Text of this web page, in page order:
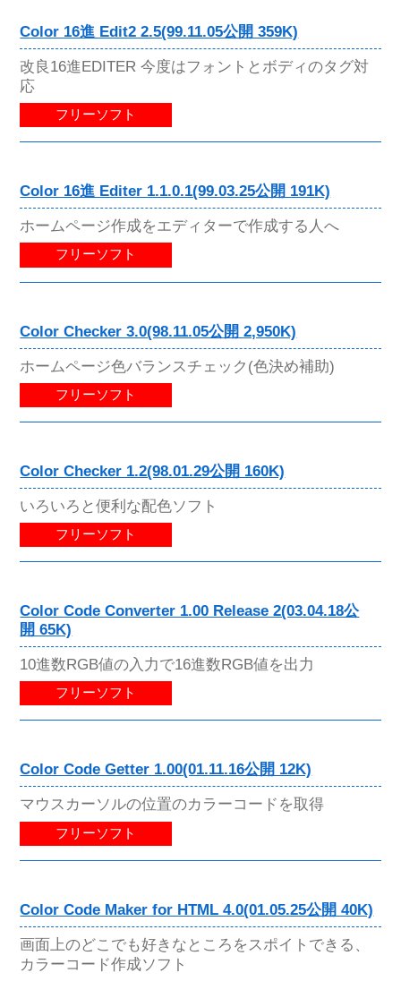
Color 16進 Edit2 2.5(99.11.05公開 359K)
改良16進EDITER 今度はフォントとボディのタグ対
応
フリーソフト
Color 16進 Editer 1.1.0.1(99.03.25公開 191K)
ホームページ作成をエディターで作成する人へ
フリーソフト
Color Checker 3.0(98.11.05公開 2,950K)
ホームページ色バランスチェック(色決め補助)
フリーソフト
Color Checker 1.2(98.01.29公開 160K)
いろいろと便利な配色ソフト
フリーソフト
Color Code Converter 1.00 Release 2(03.04.18公
開 65K)
10進数RGB値の入力で16進数RGB値を出力
フリーソフト
Color Code Getter 1.00(01.11.16公開 12K)
マウスカーソルの位置のカラーコードを取得
フリーソフト
Color Code Maker for HTML 4.0(01.05.25公開 40K)
画面上のどこでも好きなところをスポイトできる、
カラーコード作成ソフト